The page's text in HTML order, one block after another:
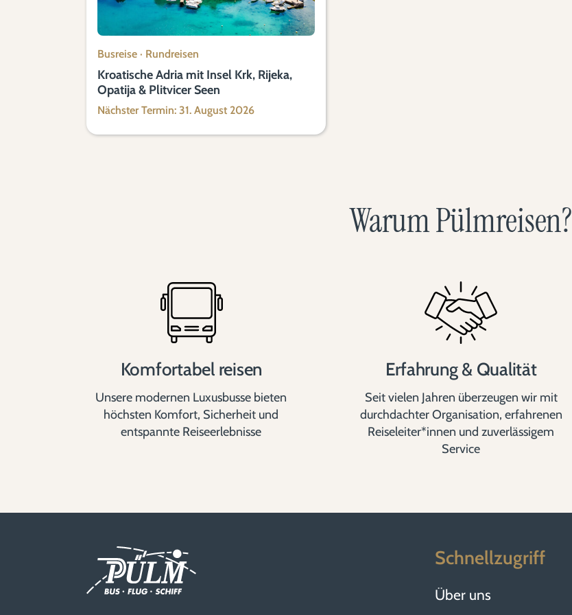
Busreise · Rundreisen
Kroatische Adria mit Insel Krk, Rijeka,
Opatija & Plitvicer Seen
Nächster Termin: 31. August 2026
Warum Pülmreisen?
Komfortabel reisen
Unsere modernen Luxusbusse bieten
höchsten Komfort, Sicherheit und
entspannte Reiseerlebnisse
Erfahrung & Qualität
Seit vielen Jahren überzeugen wir mit
durchdachter Organisation, erfahrenen
Reiseleiter*innen und zuverlässigem
Service
Schnellzugriff
Über uns